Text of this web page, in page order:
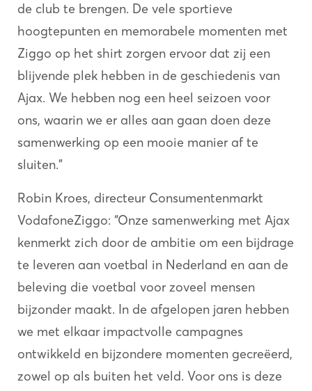
de club te brengen. De vele sportieve
hoogtepunten en memorabele momenten met
Ziggo op het shirt zorgen ervoor dat zij een
blijvende plek hebben in de geschiedenis van
Ajax. We hebben nog een heel seizoen voor
ons, waarin we er alles aan gaan doen deze
samenwerking op een mooie manier af te
sluiten.”
Robin Kroes, directeur Consumentenmarkt
VodafoneZiggo: “Onze samenwerking met Ajax
kenmerkt zich door de ambitie om een bijdrage
te leveren aan voetbal in Nederland en aan de
beleving die voetbal voor zoveel mensen
bijzonder maakt. In de afgelopen jaren hebben
we met elkaar impactvolle campagnes
ontwikkeld en bijzondere momenten gecreëerd,
zowel op als buiten het veld. Voor ons is deze